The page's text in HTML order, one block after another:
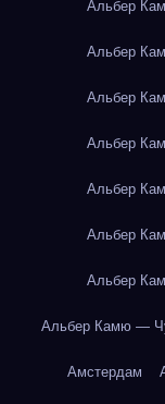
Альбер
Альбер
Альбер
Альбер
Альбер
Альбер
Альбер
Альбер Камю —
Амстердам